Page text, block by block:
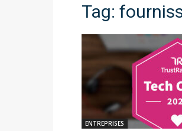
Tag:
ENTREPRISES